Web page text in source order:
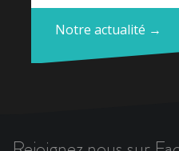
Notre actualité →